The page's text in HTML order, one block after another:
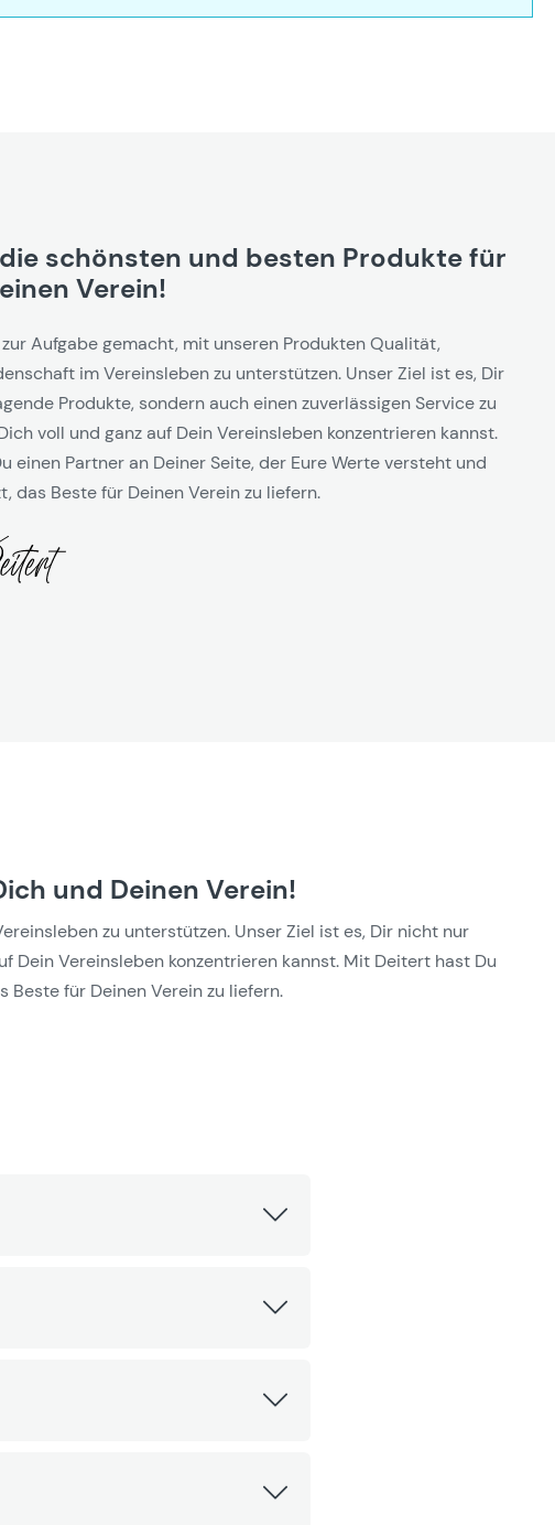
schönsten und besten Produkte für
Verein!
Aufgabe gemacht, mit unseren Produkten Qualität,
im Vereinsleben zu unterstützen. Unser Ziel ist es, Dir
Produkte, sondern auch einen zuverlässigen Service zu
voll und ganz auf Dein Vereinsleben konzentrieren kannst.
einen Partner an Deiner Seite, der Eure Werte versteht und
das Beste für Deinen Verein zu liefern.
und Deinen Verein!
zu unterstützen. Unser Ziel ist es, Dir nicht nur
Dein Vereinsleben konzentrieren kannst. Mit Deitert hast Du
Beste für Deinen Verein zu liefern.